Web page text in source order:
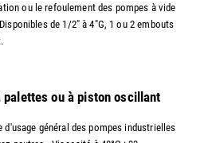
ou le refoulement des pompes à vide
de 1/2" à 4"G, 1 ou 2 embouts
palettes ou à piston oscillant
d'usage général des pompes industrielles